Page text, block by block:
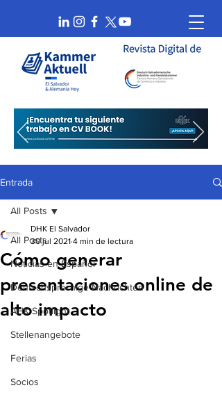
Entrada
All Posts
Noticias en Español
Deutschsprachige Nachrichten
AHK Spotlight
Stellenangebote
Ferias
Socios
All Posts
Cómo generar
presentaciones online de
alto impacto
DHK El Salvador
30 jul 2021 4 min de lectura